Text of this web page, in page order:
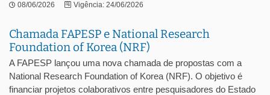
08/06/2026 Vigência: 24/06/2026
Chamada FAPESP e National Research
Foundation of Korea (NRF)
A FAPESP lançou uma nova chamada de propostas com a
National Research Foundation of Korea (NRF). O objetivo é
financiar projetos colaborativos entre pesquisadores do Estado